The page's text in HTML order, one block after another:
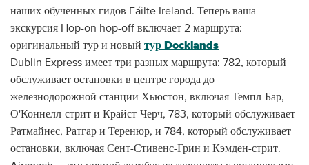
наших обученных гидов Fáilte Ireland. Теперь ваша
экскурсия Hop-on hop-off включает 2 маршрута:
оригинальный тур и новый тур Docklands
Dublin Express имеет три разных маршрута: 782, который
обслуживает остановки в центре города до
железнодорожной станции Хьюстон, включая Темпл-Бар,
О'Коннелл-стрит и Крайст-Черч, 783, который обслуживает
Ратмайнес, Ратгар и Теренюр, и 784, который обслуживает
остановки, включая Сент-Стивенс-Грин и Кэмден-стрит.